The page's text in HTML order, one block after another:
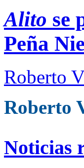
Alito se
Peña
Roberto
Roberto
Noticias